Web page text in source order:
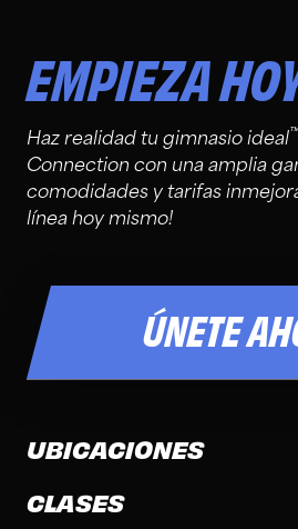
EMPIEZA
Haz realidad tu gimnasio ideal™
Connection con una amplia
comodidades y tarifas
línea hoy mismo!
ÚNETE
UBICACIONES
CLASES